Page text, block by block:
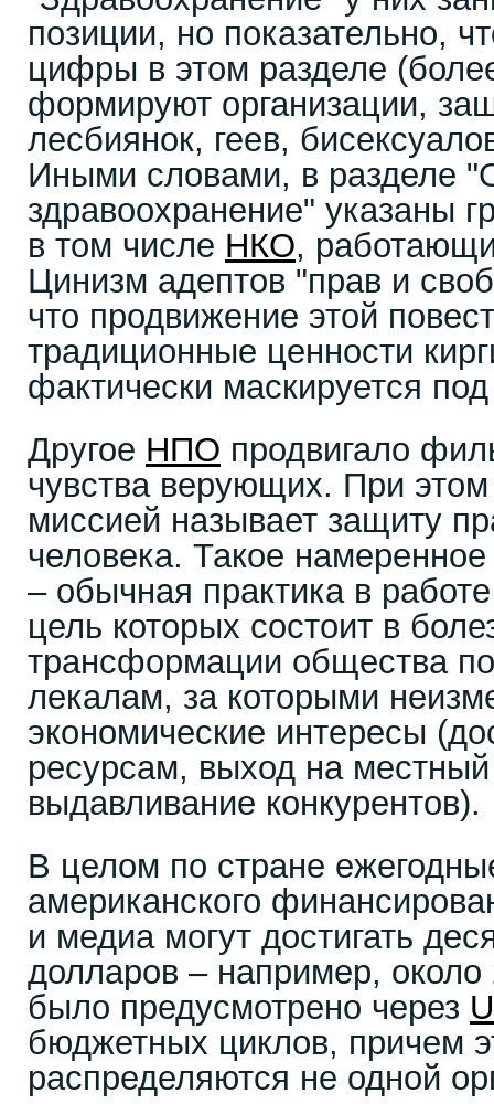
позиции, но показательно,
цифры в этом разделе
формируют организации,
лесбиянок, геев,
Иными словами, в разделе
здравоохранение" указаны
в том числе НКО,
Цинизм адептов "прав и
что продвижение этой
традиционные ценности
фактически маскируется
Другое НПО продвигало
чувства верующих. При этом
миссией называет защиту
человека. Такое
– обычная практика в
цель которых состоит в
трансформации общества
лекалам, за которыми
экономические интересы
ресурсам, выход на
выдавливание конкурентов).
В целом по стране
американского
и медиа могут достигать
долларов – например,
было предусмотрено через
бюджетных циклов, причем
распределяются не одной